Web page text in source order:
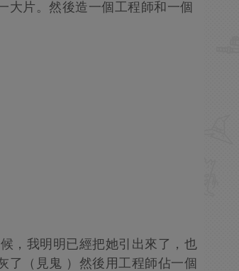
大片。然後造一個工程師和一個
，我明明已經把她引出來了，也
了（見鬼 ）然後用工程師佔一個